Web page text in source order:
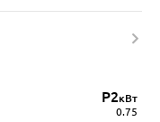
P2кВт
0.75